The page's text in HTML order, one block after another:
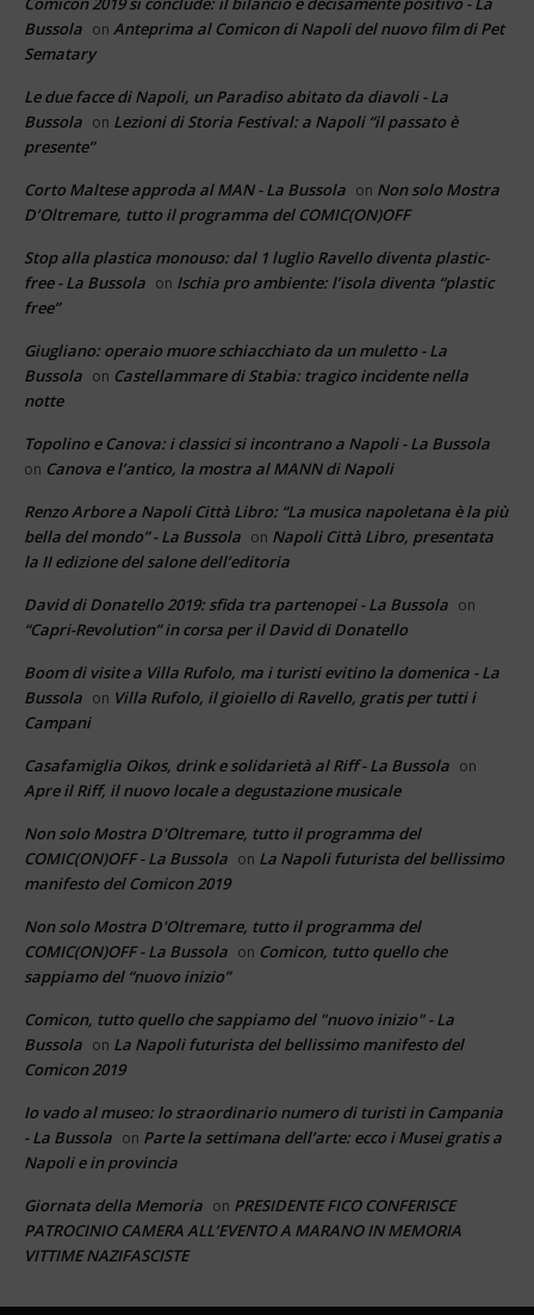
Bussola on Anteprima al Comicon di Napoli del nuovo film di Pet
Sematary
Le due facce di Napoli, un Paradiso abitato da diavoli - La
Bussola on Lezioni di Storia Festival: a Napoli “il passato è
presente”
Corto Maltese approda al MAN - La Bussola on Non solo Mostra
D’Oltremare, tutto il programma del COMIC(ON)OFF
Stop alla plastica monouso: dal 1 luglio Ravello diventa plastic-
free - La Bussola on Ischia pro ambiente: l’isola diventa “plastic
free”
Giugliano: operaio muore schiacchiato da un muletto - La
Bussola on Castellammare di Stabia: tragico incidente nella
notte
Topolino e Canova: i classici si incontrano a Napoli - La Bussola
on Canova e l’antico, la mostra al MANN di Napoli
Renzo Arbore a Napoli Città Libro: “La musica napoletana è la più
bella del mondo” - La Bussola on Napoli Città Libro, presentata
la II edizione del salone dell’editoria
David di Donatello 2019: sfida tra partenopei - La Bussola on
“Capri-Revolution” in corsa per il David di Donatello
Boom di visite a Villa Rufolo, ma i turisti evitino la domenica - La
Bussola on Villa Rufolo, il gioiello di Ravello, gratis per tutti i
Campani
Casafamiglia Oikos, drink e solidarietà al Riff - La Bussola on
Apre il Riff, il nuovo locale a degustazione musicale
Non solo Mostra D'Oltremare, tutto il programma del
COMIC(ON)OFF - La Bussola on La Napoli futurista del bellissimo
manifesto del Comicon 2019
Non solo Mostra D'Oltremare, tutto il programma del
COMIC(ON)OFF - La Bussola on Comicon, tutto quello che
sappiamo del “nuovo inizio”
Comicon, tutto quello che sappiamo del "nuovo inizio" - La
Bussola on La Napoli futurista del bellissimo manifesto del
Comicon 2019
Io vado al museo: lo straordinario numero di turisti in Campania
- La Bussola on Parte la settimana dell’arte: ecco i Musei gratis a
Napoli e in provincia
Giornata della Memoria on PRESIDENTE FICO CONFERISCE
PATROCINIO CAMERA ALL’EVENTO A MARANO IN MEMORIA
VITTIME NAZIFASCISTE